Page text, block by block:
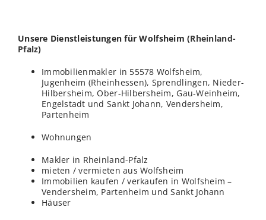
Unsere Dienstleistungen für Wolfsheim (Rheinland-
Pfalz)
Immobilienmakler in 55578 Wolfsheim,
Jugenheim (Rheinhessen), Sprendlingen, Nieder-
Hilbersheim, Ober-Hilbersheim, Gau-Weinheim,
Engelstadt und Sankt Johann, Vendersheim,
Partenheim
Wohnungen
Makler in Rheinland-Pfalz
mieten / vermieten aus Wolfsheim
Immobilien kaufen / verkaufen in Wolfsheim –
Vendersheim, Partenheim und Sankt Johann
Häuser